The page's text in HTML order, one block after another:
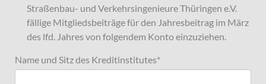
Straßenbau- und Verkehrsingenieure Thüringen e.V.
fällige Mitgliedsbeiträge für den Jahresbeitrag im März
des lfd. Jahres von folgendem Konto einzuziehen.
Name und Sitz des Kreditinstitutes*